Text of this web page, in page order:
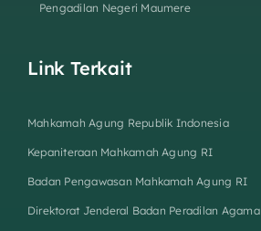
Pengadilan Negeri Maumere
Link Terkait
Mahkamah Agung Republik Indonesia
Kepaniteraan Mahkamah Agung RI
Badan Pengawasan Mahkamah Agung RI
Direktorat Jenderal Badan Peradilan Agama